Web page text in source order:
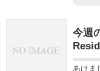
今週
あけま